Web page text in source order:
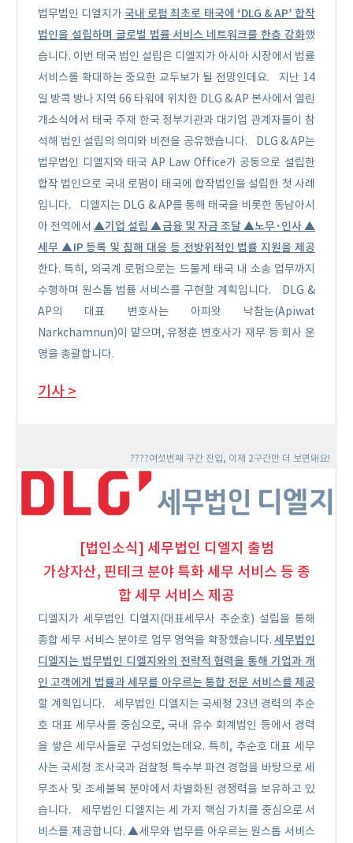
법무법인 디엘지가국내 로펌 최초로 태국에 ‘DLG & AP’ 합작
법인을 설립하며 글로벌 법률 서비스 네트워크를 한층 강화했
습니다. 이번 태국 법인 설립은 디엘지가 아시아 시장에서 법률
서비스를 확대하는 중요한 교두보가 될 전망인데요.
지난 14
일 방콕 방나 지역 66 타워에 위치한 DLG & AP 본사에서 열린
개소식에서 태국 주재 한국 정부기관과 대기업 관계자들이 참
석해 법인 설립의 의미와 비전을 공유했습니다.
DLG & AP는
법무법인 디엘지와 태국 AP Law Office가 공동으로 설립한
합작 법인으로 국내 로펌이 태국에 합작법인을 설립한 첫 사례
입니다.
디엘지는 DLG & AP를 통해 태국을 비롯한 동남아시
아 전역에서▲기업 설립 ▲금융 및 자금 조달 ▲노무·인사 ▲
세무 ▲IP 등록 및 침해 대응 등 전방위적인 법률 지원을 제공
한다. 특히, 외국계 로펌으로는 드물게 태국 내 소송 업무까지
수행하며 원스톱 법률 서비스를 구현할 계획입니다.
DLG &
AP의 대표 변호사는 아피왓 낙참눈(Apiwat
Narkchamnun)이 맡으며, 유정훈 변호사가 재무 등 회사 운
영을 총괄합니다.
기사 >
????여섯번째 구간 진입, 이제 2구간만 더 보면돼요!
[법인소식] 세무법인 디엘지 출범
가상자산, 핀테크 분야 특화 세무 서비스 등 종
합 세무 서비스 제공
디엘지가 세무법인 디엘지(대표세무사 추순호) 설립을 통해
종합 세무 서비스 분야로 업무 영역을 확장했습니다. 세무법인
디엘지는 법무법인 디엘지와의 전략적 협력을 통해 기업과 개
인 고객에게 법률과 세무를 아우르는 통합 전문 서비스를 제공
할 계획입니다.
세무법인 디엘지는 국세청 23년 경력의 추순
호 대표 세무사를 중심으로, 국내 유수 회계법인 등에서 경력
을 쌓은 세무사들로 구성되었는데요. 특히, 추순호 대표 세무
사는 국세청 조사국과 검찰청 특수부 파견 경험을 바탕으로 세
무조사 및 조세불복 분야에서 차별화된 경쟁력을 보유하고 있
습니다.
세무법인 디엘지는 세 가지 핵심 가치를 중심으로 서
비스를 제공합니다. ▲세무와 법무를 아우르는 원스톱 서비스